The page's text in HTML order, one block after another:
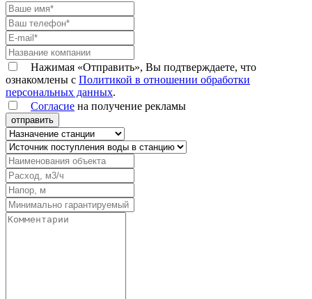
Нажимая «Отправить», Вы подтверждаете, что
ознакомлены с Политикой в отношении обработки
персональных данных.
Согласие на получение рекламы
отправить